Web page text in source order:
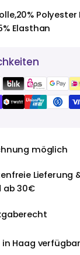
Elasthan
möglich
Lieferung
ab 30€
Haag verfügbar